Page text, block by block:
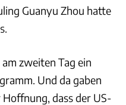
Guanyu Zhou hatte
zweiten Tag ein
Und da gaben
dass der US-